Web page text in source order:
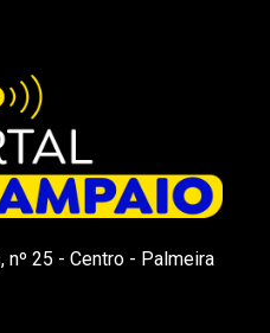
nº 25 - Centro - Palmeira